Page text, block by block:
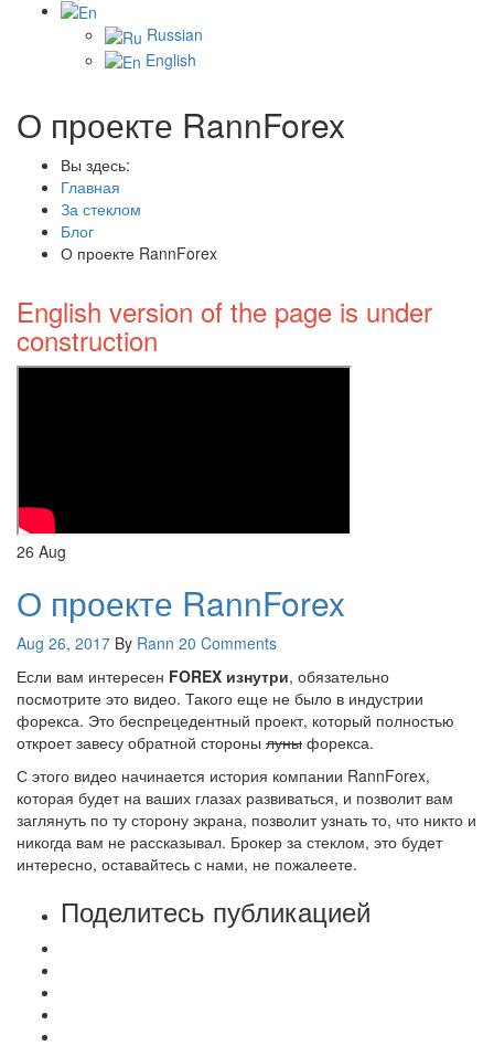
Russian
English
О проекте RannForex
Вы здесь:
Главная
За стеклом
Блог
О проекте RannForex
English version of the page is under
construction
26 Aug
О проекте RannForex
Aug 26, 2017 By Rann 20 Comments
Если вам интересен FOREX изнутри, обязательно
посмотрите это видео. Такого еще не было в индустрии
форекса. Это беспрецедентный проект, который полностью
откроет завесу обратной стороны луны форекса.
С этого видео начинается история компании RannForex,
которая будет на ваших глазах развиваться, и позволит вам
заглянуть по ту сторону экрана, позволит узнать то, что никто и
никогда вам не рассказывал. Брокер за стеклом, это будет
интересно, оставайтесь с нами, не пожалеете.
Поделитесь публикацией